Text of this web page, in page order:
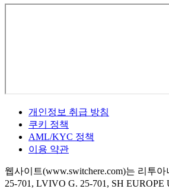
개인정보 취급 방침
쿠키 정책
AML/KYC 정책
이용 약관
웹사이트(www.switchere.com)는 리투
25-701, LVIVO G. 25-701, SH